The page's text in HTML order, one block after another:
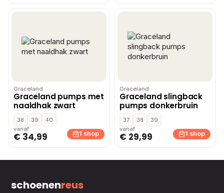
Graceland
Graceland pumps met
naaldhak zwart
38 39
40
vanaf
€ 34,99 1 shop
Graceland
Graceland slingback
pumps donkerbruin
37 38
39
vanaf
€ 29,99 1 shop
schoenenreus